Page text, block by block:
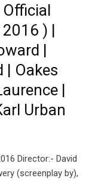
Official
2016 ) |
|
| Oakes
|
Urban
Director:- David
(screenplay by),